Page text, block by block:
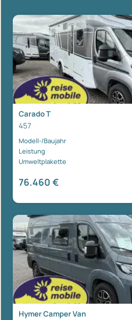
Carado T
457
Modell-/Baujahr
Leistung
Umweltplakette
76.460 €
Hymer Camper Van